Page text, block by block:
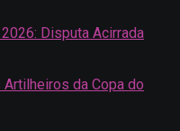
Disputa Acirrada
da Copa do